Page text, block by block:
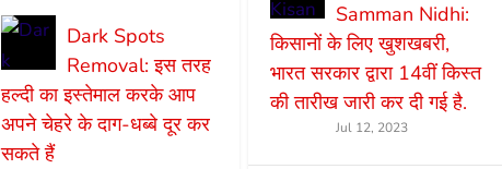
Dark Spots
Removal: इस तरह
हल्दी का इस्तेमाल करके आप
अपने चेहरे के दाग-धब्बे दूर कर
सकते हैं
Samman Nidhi:
किसानों के लिए खुशखबरी,
भारत सरकार द्वारा 14वीं किस्त
की तारीख जारी कर दी गई है.
Jul 12, 2023